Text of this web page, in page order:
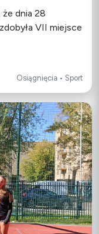
dnia 28
VII miejsce
Osiągnięcia • Sport